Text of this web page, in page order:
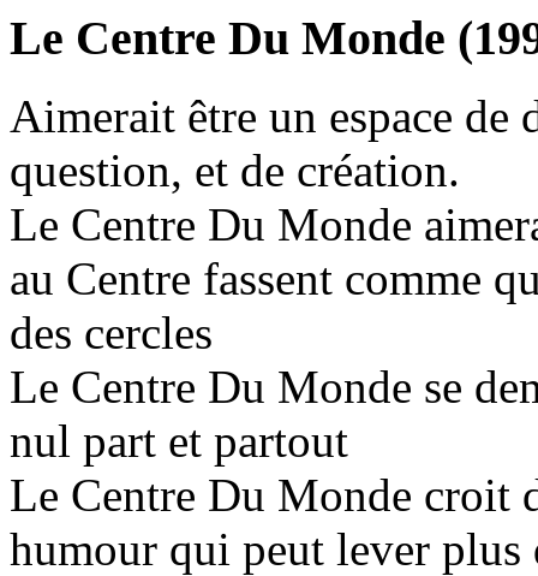
Le Centre Du Monde
Aimerait être un espace de
question, et de création.
Le Centre Du Monde
au Centre fassent comme
des cercles
Le Centre Du Monde se
nul part et partout
Le Centre Du Monde croit
humour qui peut lever plus